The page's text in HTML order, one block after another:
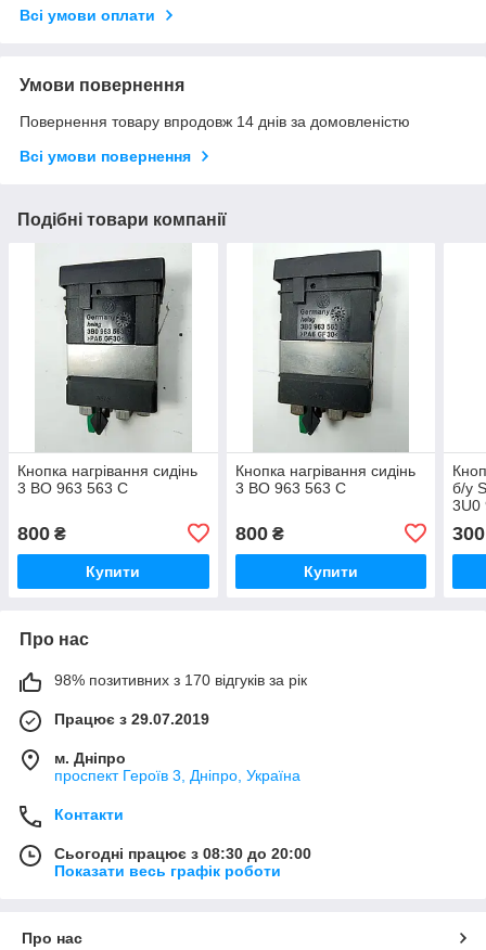
Всі умови оплати
Умови повернення
Повернення товару впродовж 14 днів за домовленістю
Всі умови повернення
Подібні товари компанії
Кнопка нагрівання сидінь
3 BO 963 563 C
800 ₴
Купити
Кнопка нагрівання сидінь
3 BO 963 563 C
800₴
Купити
б/у
3U0
300
Про нас
98% позитивних з 170 відгуків за рік
Працює з 29.07.2019
м. Дніпро
проспект Героїв 3, Дніпро, Україна
Контакти
Сьогодні працює з 08:30 до 20:00
Показати весь графік роботи
Про нас